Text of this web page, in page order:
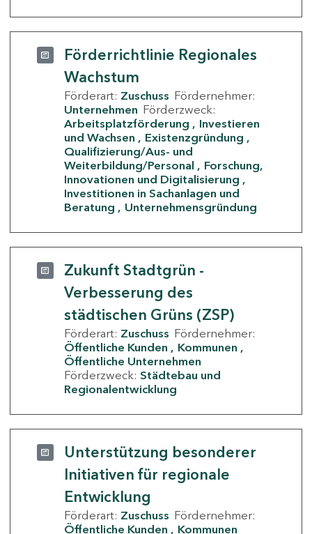
Förderrichtlinie Regionales
Wachstum
Förderart: Zuschuss Fördernehmer:
Unternehmen Förderzweck:
Arbeitsplatzförderung
Investieren
und Wachsen
Existenzgründung
Qualifizierung/Aus- und
Weiterbildung/Personal
Forschung,
Innovationen und Digitalisierung
Investitionen in Sachanlagen und
Beratung
Unternehmensgründung
Zukunft Stadtgrün -
Verbesserung des
städtischen Grüns (ZSP)
Förderart: Zuschuss Fördernehmer:
Öffentliche Kunden
Kommunen
Öffentliche Unternehmen
Förderzweck: Städtebau und
Regionalentwicklung
Unterstützung besonderer
Initiativen für regionale
Entwicklung
Förderart: Zuschuss Fördernehmer:
Öffentliche Kunden
Kommunen